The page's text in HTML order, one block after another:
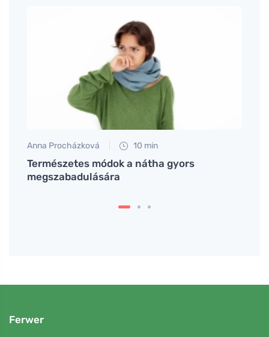
Anna Procházková 10 min
Természetes módok a nátha gyors
megszabadulására
Ferwer